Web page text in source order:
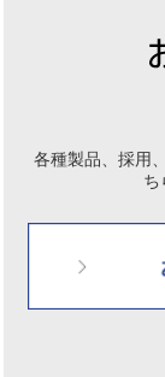
各種製品、採用
ち